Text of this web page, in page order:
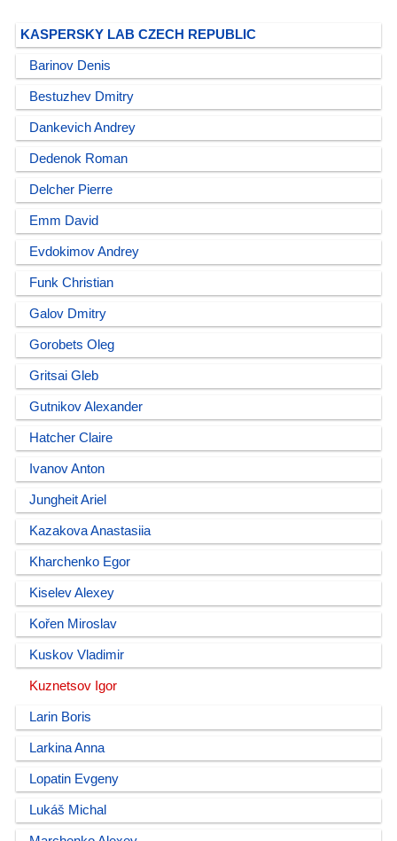
KASPERSKY LAB CZECH REPUBLIC
Barinov Denis
Bestuzhev Dmitry
Dankevich Andrey
Dedenok Roman
Delcher Pierre
Emm David
Evdokimov Andrey
Funk Christian
Galov Dmitry
Gorobets Oleg
Gritsai Gleb
Gutnikov Alexander
Hatcher Claire
Ivanov Anton
Jungheit Ariel
Kazakova Anastasiia
Kharchenko Egor
Kiselev Alexey
Kořen Miroslav
Kuskov Vladimir
Kuznetsov Igor
Larin Boris
Larkina Anna
Lopatin Evgeny
Lukáš Michal